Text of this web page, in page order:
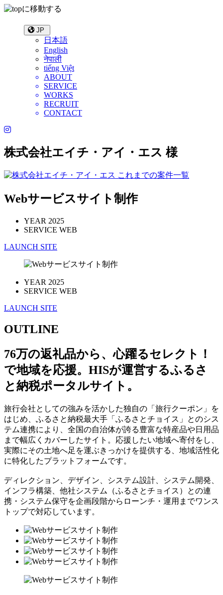
JP
日本語
English
नेपाली
tiếng Việt
ABOUT
SERVICE
WORKS
RECRUIT
CONTACT
株式会社エイチ・アイ・エス 様
これまでの案件一覧
Webサービスサイト制作
YEAR 2025
SERVICE WEB
LAUNCH SITE
YEAR 2025
SERVICE WEB
LAUNCH SITE
OUTLINE
76万の返礼品から、心躍るセレクト！
で地域を応援。HISが運営するふるさ
と納税ポータルサイト。
旅行会社としての強みを活かした独自の「旅行クーポン」を
はじめ、ふるさと納税最大手「ふるさとチョイス」とのシス
テム連携により、全国の自治体が誇る豊富な特産品や日用品
まで幅広くカバーしたサイト。応援したい地域へ寄付をし、
実際にその土地へ足を運ぶきっかけを提供する、地域活性化
に特化したプラットフォームです。
ディレクション、デザイン、システム設計、システム開発、
インフラ構築、他社システム（ふるさとチョイス）との連
携・システム保守を企画段階からローンチ・運用までワンス
トップで対応しています。